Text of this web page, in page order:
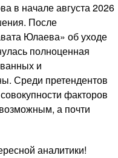
в начале августа 2026
После
Юлаева» об уходе
полноценная
и
Среди претендентов
факторов
а почти
аналитики!